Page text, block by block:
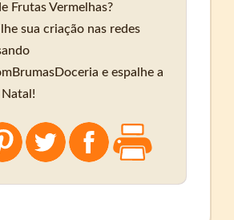
Frutas Vermelhas?
sua criação nas redes
e espalhe a